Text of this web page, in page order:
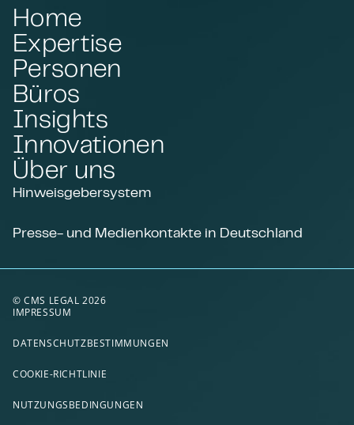
Home
Expertise
Personen
Büros
Insights
Innovationen
Über uns
Hinweisgebersystem
Presse- und Medienkontakte in Deutschland
© CMS LEGAL 2026
IMPRESSUM
DATENSCHUTZBESTIMMUNGEN
COOKIE-RICHTLINIE
NUTZUNGSBEDINGUNGEN